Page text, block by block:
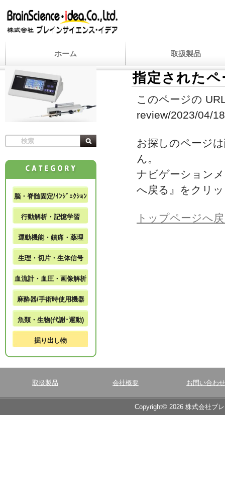
ホーム 取扱製品
指定された
このページの
review/2023/04/
お探しのページ
ん。
ナビゲーション
へ戻る』をクリ
トップページへ
脳・脊髄固定/ｲﾝｼﾞｪｸｼｮﾝ
行動解析・記憶学習
運動機能・鎮痛・薬理
生理・切片・生体信号
血流計・血圧・画像解析
麻酔器/手術時使用機器
魚類・生物(代謝･運動)
掘り出し物
取扱製品 会社概要 お問い合わせ
Copyright© 2026 株式会社ブ